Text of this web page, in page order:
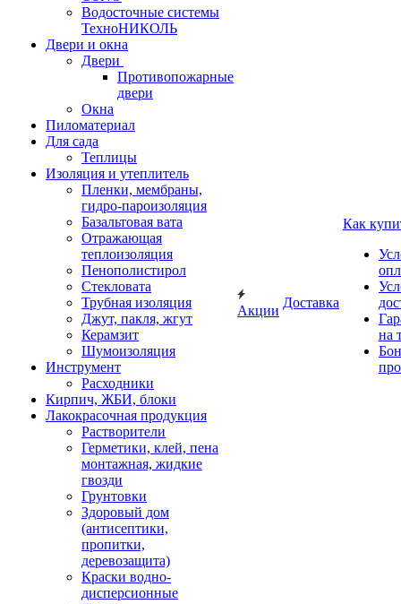
Водосточные системы
ТехноНИКОЛЬ
Двери и окна
Двери
Противопожарные
двери
Окна
Пиломатериал
Для сада
Теплицы
Изоляция и утеплитель
Пленки, мембраны,
гидро-пароизоляция
Базальтовая вата
Отражающая
теплоизоляция
Пенополистирол
Стекловата
Трубная изоляция
Джут, пакля, жгут
Керамзит
Шумоизоляция
Инструмент
Расходники
Кирпич, ЖБИ, блоки
Лакокрасочная продукция
Растворители
Герметики, клей, пена
монтажная, жидкие
гвозди
Грунтовки
Здоровый дом
(антисептики,
пропитки,
деревозащита)
Краски водно-
дисперсионные
Акции
Доставка
Как
на